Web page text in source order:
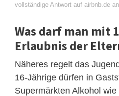
vollständige Antwort auf airbnb.de an
Was darf man mit
Erlaubnis der
Näheres regelt das
16-Jährige dürfen in
Supermärkten Alkohol